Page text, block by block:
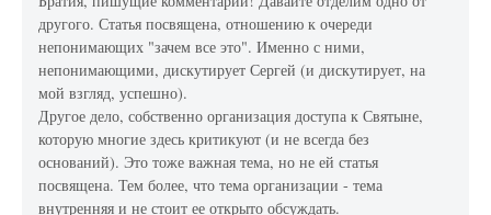
другого. Статья посвящена, отношению к очереди
непонимающих "зачем все это". Именно с ними,
непонимающими, дискутирует Сергей (и дискутирует, на
мой взгляд, успешно).
Другое дело, собственно организация доступа к Святыне,
которую многие здесь критикуют (и не всегда без
оснований). Это тоже важная тема, но не ей статья
посвящена. Тем более, что тема организации - тема
внутренняя и не стоит ее открыто обсуждать.